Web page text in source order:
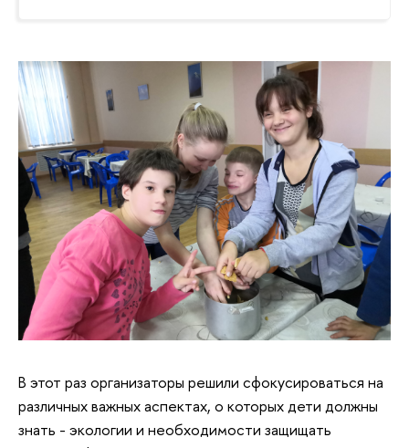
В этот раз организаторы решили сфокусироваться на
различных важных аспектах, о которых дети должны
знать - экологии и необходимости защищать